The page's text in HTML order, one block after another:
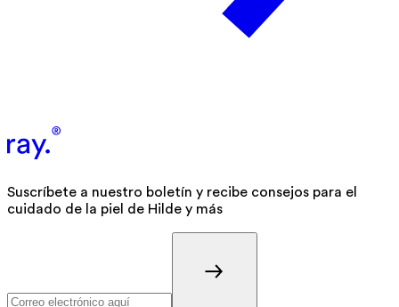
Suscríbete a nuestro boletín y recibe consejos para el
cuidado de la piel de Hilde y más